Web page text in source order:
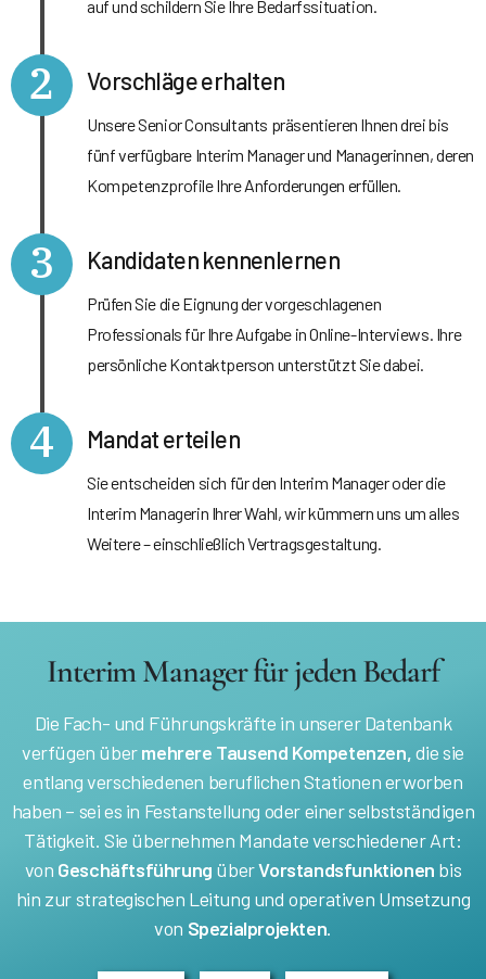
auf und schildern Sie Ihre Bedarfssituation.
2 Vorschläge erhalten
Unsere Senior Consultants präsentieren Ihnen drei bis
fünf verfügbare Interim Manager und Managerinnen, deren
Kompetenzprofile Ihre Anforderungen erfüllen.
3 Kandidaten kennenlernen
Prüfen Sie die Eignung der vorgeschlagenen
Professionals für Ihre Aufgabe in Online-Interviews. Ihre
persönliche Kontaktperson unterstützt Sie dabei.
4 Mandat erteilen
Sie entscheiden sich für den Interim Manager oder die
Interim Managerin Ihrer Wahl, wir kümmern uns um alles
Weitere – einschließlich Vertragsgestaltung.
Interim Manager für jeden Bedarf
Die Fach- und Führungskräfte in unserer Datenbank
verfügen übermehrere Tausend Kompetenzen,die sie
entlang verschiedenen beruflichen Stationen erworben
haben – sei es in Festanstellung oder einer selbstständigen
Tätigkeit. Sie übernehmen Mandate verschiedener Art:
von Geschäftsführung überVorstandsfunktionen bis
hin zur strategischen Leitung und operativen Umsetzung
von Spezialprojekten.